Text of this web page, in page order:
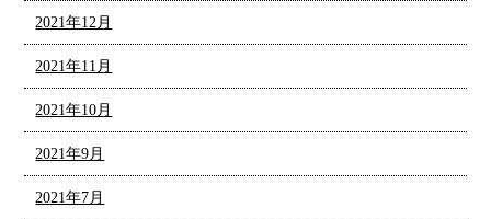
2021年12月
2021年11月
2021年10月
2021年9月
2021年7月